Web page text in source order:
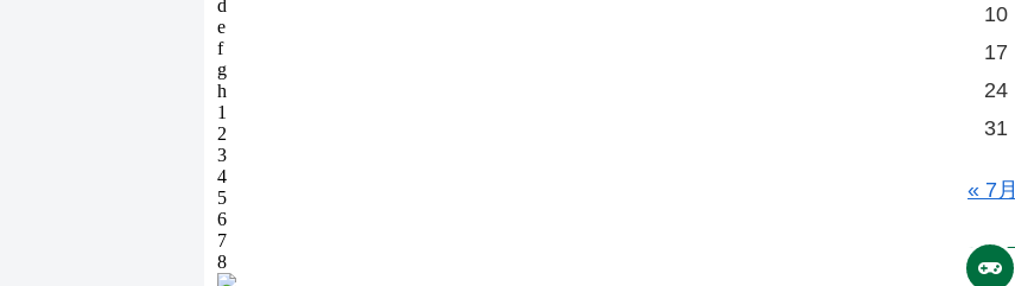
10
17
24
31
« 7月